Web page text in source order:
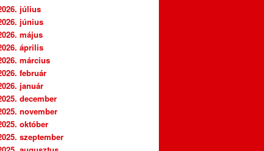
július
június
május
április
március
február
január
december
november
október
szeptember